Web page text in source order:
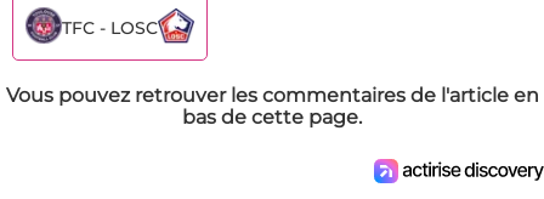
TFC - LOSC
Vous pouvez retrouver les commentaires de l'article en
bas de cette page.